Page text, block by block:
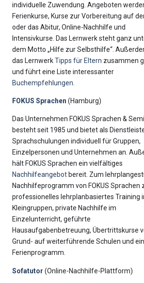
individuelle Zuwendung. Angeboten
Ferienkurse, Kurse zur Vorbereitung auf
oder das Abitur, Online-Nachhilfe und
Intensivkurse. Das Lernwerk steht ganz
dem Motto „Hilfe zur Selbsthilfe“.
das LernwerkTipps für Eltern zusammen
und führt eine Liste interessanter
Buchempfehlungen
FOKUS Sprachen (Hamburg)
Das Unternehmen FOKUS Sprachen &
besteht seit 1985 und bietet als
Sprachschulungen individuell für Gruppen,
Einzelpersonen und Unternehmen an.
hält FOKUS Sprachen ein vielfältiges
Nachhilfeangebot bereit. Zum
Nachhilfeprogramm von FOKUS Sprachen
professionelles lehrplanbasiertes Training
Kleingruppen, private Nachhilfe im
Einzelunterricht, geführte
Hausaufgabenbetreuung, Übertrittskurse
Grund- auf weiterführende Schulen und ein
Ferienprogramm.
Sofatutor (Online-Nachhilfe-Plattform)